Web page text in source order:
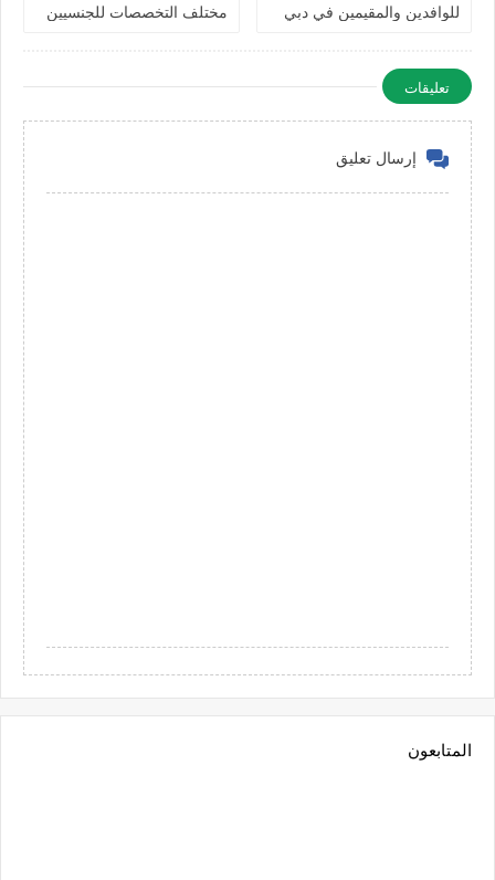
للوافدين والمقيمين في دبي
مختلف التخصصات للجنسيين
تعليقات
إرسال تعليق
المتابعون